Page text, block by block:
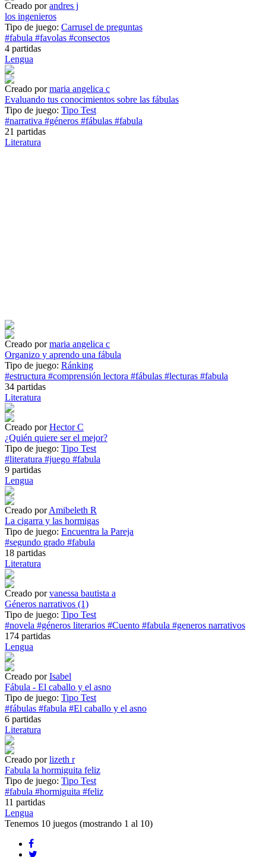
Creado porandres j
los ingenieros
Tipo de juego: Carrusel de preguntas
#fabula #favolas #consectos
4 partidas
Lengua
Creado pormaria angelica c
Evaluando tus conocimientos sobre las fábulas
Tipo de juego: Tipo Test
#narrativa #géneros #fábulas #fabula
21 partidas
Literatura
Creado pormaria angelica c
Organizo y aprendo una fábula
Tipo de juego: Ránking
#estructura #comprensión lectora #fábulas #lecturas #fabula
34 partidas
Literatura
Creado porHector C
¿Quién quiere ser el mejor?
Tipo de juego: Tipo Test
#literatura #juego #fabula
9 partidas
Lengua
Creado porAmibeleth R
La cigarra y las hormigas
Tipo de juego: Encuentra la Pareja
#segundo grado #fabula
18 partidas
Literatura
Creado porvanessa bautista a
Géneros narrativos (1)
Tipo de juego: Tipo Test
#novela #géneros literarios #Cuento #fabula #generos narrativos
174 partidas
Lengua
Creado porIsabel
Fábula - El caballo y el asno
Tipo de juego: Tipo Test
#fábulas #fabula #El caballo y el asno
6 partidas
Literatura
Creado porlizeth r
Fabula la hormiguita feliz
Tipo de juego: Tipo Test
#fabula #hormiguita #feliz
11 partidas
Lengua
Tenemos 10 juegos (mostrando 1 al 10)